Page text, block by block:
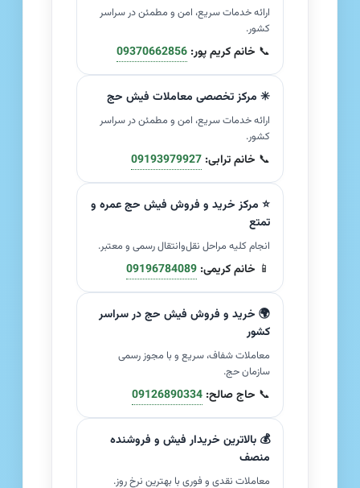
ارائه خدمات سریع، امن و مطمئن در سراسر
کشور.
📞 خانم کریم پور: 09370662856
✳️ مرکز تخصصی معاملات فیش حج
ارائه خدمات سریع، امن و مطمئن در سراسر
کشور.
📞 خانم ترابی: 09193979927
⭐ مرکز خرید و فروش فیش حج عمره و
تمتع
انجام کلیه مراحل نقل‌وانتقال رسمی و معتبر.
📱 خانم کریمی: 09196784089
🌍 خرید و فروش فیش حج در سراسر
کشور
معاملات شفاف، سریع و با مجوز رسمی
سازمان حج.
📞 حاج صالح: 09126890334
💰 بالاترین خریدار فیش و فروشنده
منصف
معاملات نقدی و فوری با بهترین نرخ روز.